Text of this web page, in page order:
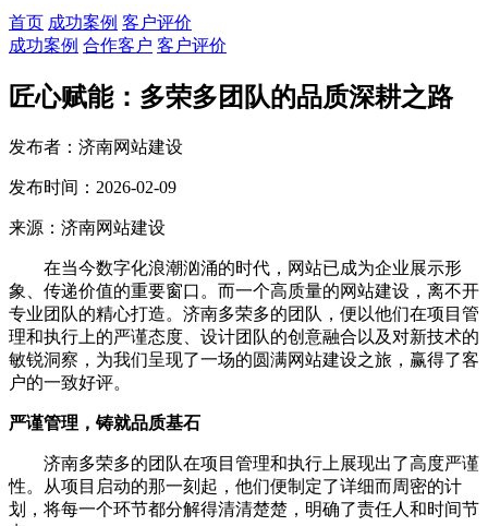
首页 成功案例 客户评价
成功案例 合作客户 客户评价
匠心赋能：多荣多团队的品质深耕之路
发布者：济南网站建设
发布时间：2026-02-09
来源：济南网站建设
在当今数字化浪潮汹涌的时代，网站已成为企业展示形
象、传递价值的重要窗口。而一个高质量的网站建设，离不开
专业团队的精心打造。济南多荣多的团队，便以他们在项目管
理和执行上的严谨态度、设计团队的创意融合以及对新技术的
敏锐洞察，为我们呈现了一场的圆满网站建设之旅，赢得了客
户的一致好评。
严谨管理，铸就品质基石
济南多荣多的团队在项目管理和执行上展现出了高度严谨
性。从项目启动的那一刻起，他们便制定了详细而周密的计
划，将每一个环节都分解得清清楚楚，明确了责任人和时间节